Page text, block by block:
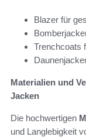
Blazer für
Trenchcoats
Materialien und
Jacken
Die hochwertigen
und Langlebigkeit